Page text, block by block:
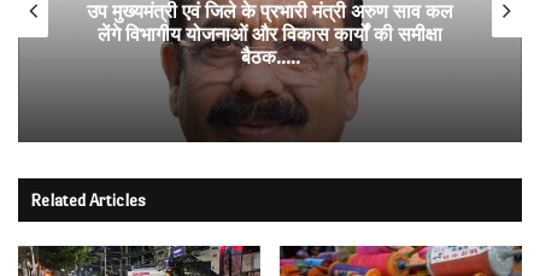
उप मुख्यमंत्री एवं जिले के प्रभारी मंत्री अरुण साव कल
लेंगे विभागीय योजनाओं और विकास कार्यों की समीक्षा
बैठक…..
Related Articles